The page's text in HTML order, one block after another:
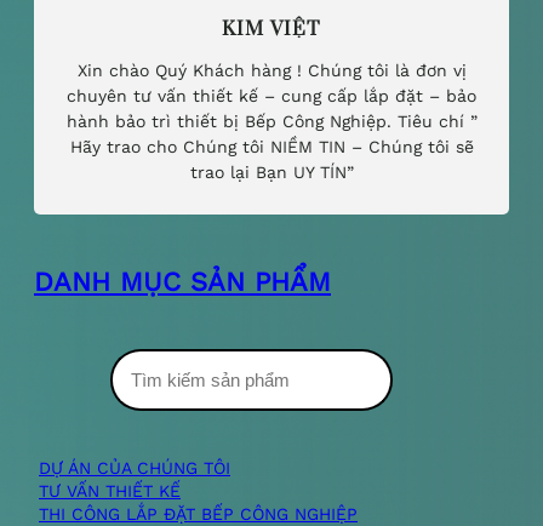
KIM VIỆT
Xin chào Quý Khách hàng ! Chúng tôi là đơn vị
chuyên tư vấn thiết kế – cung cấp lắp đặt – bảo
hành bảo trì thiết bị Bếp Công Nghiệp. Tiêu chí ”
Hãy trao cho Chúng tôi NIỀM TIN – Chúng tôi sẽ
trao lại Bạn UY TÍN”
DANH MỤC SẢN PHẨM
m
k
DỰ ÁN CỦA CHÚNG TÔI
TƯ VẤN THIẾT KẾ
THI CÔNG LẮP ĐẶT BẾP CÔNG NGHIỆP